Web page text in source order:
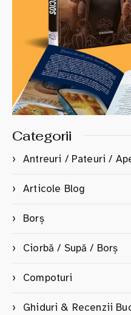
Categorii
Antreuri / Pateuri /
Articole Blog
Borș
Ciorbă / Supă / Borș
Compoturi
Ghiduri & Recenzii